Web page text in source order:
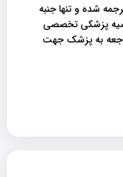
شده و تنها جنبه
پزشکی تخصصی
به پزشک جهت